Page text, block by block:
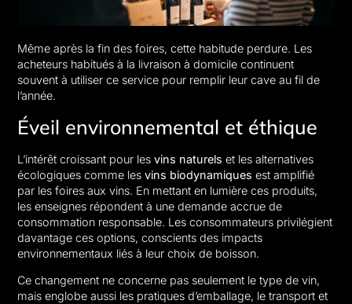
Même après la fin des foires, cette habitude perdure. Les
acheteurs habitués à la livraison à domicile continuent
souvent à utiliser ce service pour remplir leur cave au fil de
l’année.
Éveil environnemental et éthique
L’intérêt croissant pour lesvins naturels et les alternatives
écologiques comme lesvins biodynamiques est amplifié
par les foires aux vins. En mettant en lumière ces produits,
les enseignes répondent à une demande accrue de
consommation responsable. Les consommateurs privilégient
davantage ces options, conscients des impacts
environnementaux liés à leur choix de boisson.
Ce changement ne concerne pas seulement le type de vin,
mais englobe aussi les pratiques d’emballage, le transport et